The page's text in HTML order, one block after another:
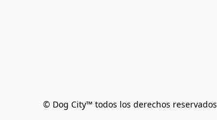
© Dog City™ todos los derechos reservados